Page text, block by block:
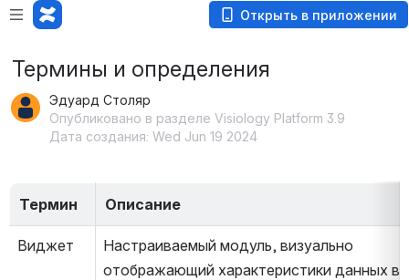
Открыть в приложении
Термины и определения
Эдуард Столяр
Опубликовано в разделе Visiology Platform 3.9
Дата создания: Wed Jun 19 2024
Термин Описание
Виджет
Настраиваемый модуль, визуально
отображающий характеристики данных в